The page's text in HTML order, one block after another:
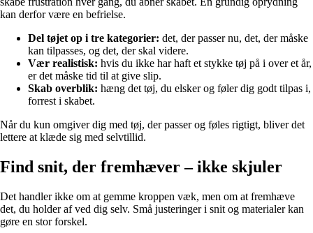
kan derfor være en befrielse.
Del tøjet op i tre kategorier: det, der passer nu, det, der måske
kan tilpasses, og det, der skal videre.
Vær realistisk: hvis du ikke har haft et stykke tøj på i over et år,
er det måske tid til at give slip.
Skab overblik: hæng det tøj, du elsker og føler dig godt tilpas i,
forrest i skabet.
Når du kun omgiver dig med tøj, der passer og føles rigtigt, bliver det
lettere at klæde sig med selvtillid.
Find snit, der fremhæver – ikke skjuler
Det handler ikke om at gemme kroppen væk, men om at fremhæve
det, du holder af ved dig selv. Små justeringer i snit og materialer kan
gøre en stor forskel.